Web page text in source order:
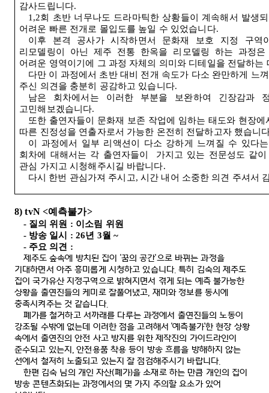
감사드립니다.
1,2회 초반 너무나도 드라마틱한 상황들이 계속해서 발생
어려운 빠른 전개로 몰입도를 높일 수 있었습니다.
이후
본격 공사가 시작하면서 문화재 보호 지정
구역
리모델링이
아닌 제주 전통 한옥을 리모델링 하는
과정은
어려운 영역이기에 그 과정 자체의 의미와 디테일을 전달하는
다만 이 과정에서 초반 대비 전개 속도가 다소 완만하게
느
주신
의견을 충분히 공감하고 있습니다.
남은
회차에서는 이러한 부분을 보완하여 긴장감과
고민해보겠습니다.
또한 출연자들이 문화재 보존 작업에 임하는 태도와 현장에
따른 진정성을 연출자로서 가능한 온전히 전달하고자 했습니
이
과정에서 일부 리액션이 다소 강하게 느껴질 수 있다는
회차에
대해서는 각 출연자들이 가지고 있는 전문성도 같이
관심 가지고 시청해주시길 바랍니다.
다시
한번 관심가져 주시고, 시간 내어 소중한 의견 주셔서
8) tvN <예측불가>
- 질의 위원 : 이소림 위원
- 방송 일시 : 26년 3월 ~
- 주요 의견 :
제주도 숲속에 방치된 집이 '꿈의 공간'으로 바뀌는 과정을
기대하면서 아주 흥미롭게 시청하고 있습니다.특히 김숙의 제주도
집이 국가유산 지정구역으로 밝혀지면서 겪게 되는 예측 불가능한
상황을 출연진들의 케미로 잘풀어냈고, 재미와 정보를 동시에
충족시켜주는 것 같습니다.
폐가를 철거하고 서까래를 다루는 과정에서 출연진들의 노동이
강조될 수밖에 없는데 이러한 점을 고려해서'예측불가'한 현장 상황
속에서 출연진의 안전 사고 방지를 위한 제작진의 가이드라인이
준수되고 있는지,안전용품 착용 등이 방송 흐름을 방해하지 않는
선에서 철저히 노출되고 있는지 잘 점검해주시기 바랍니다.
한편 김숙 님의 개인 자산(폐가)을 소재로 하는 만큼 개인의 집이
방송 콘텐츠화되는 과정에서의 몇 가지 주의할 요소가 있어